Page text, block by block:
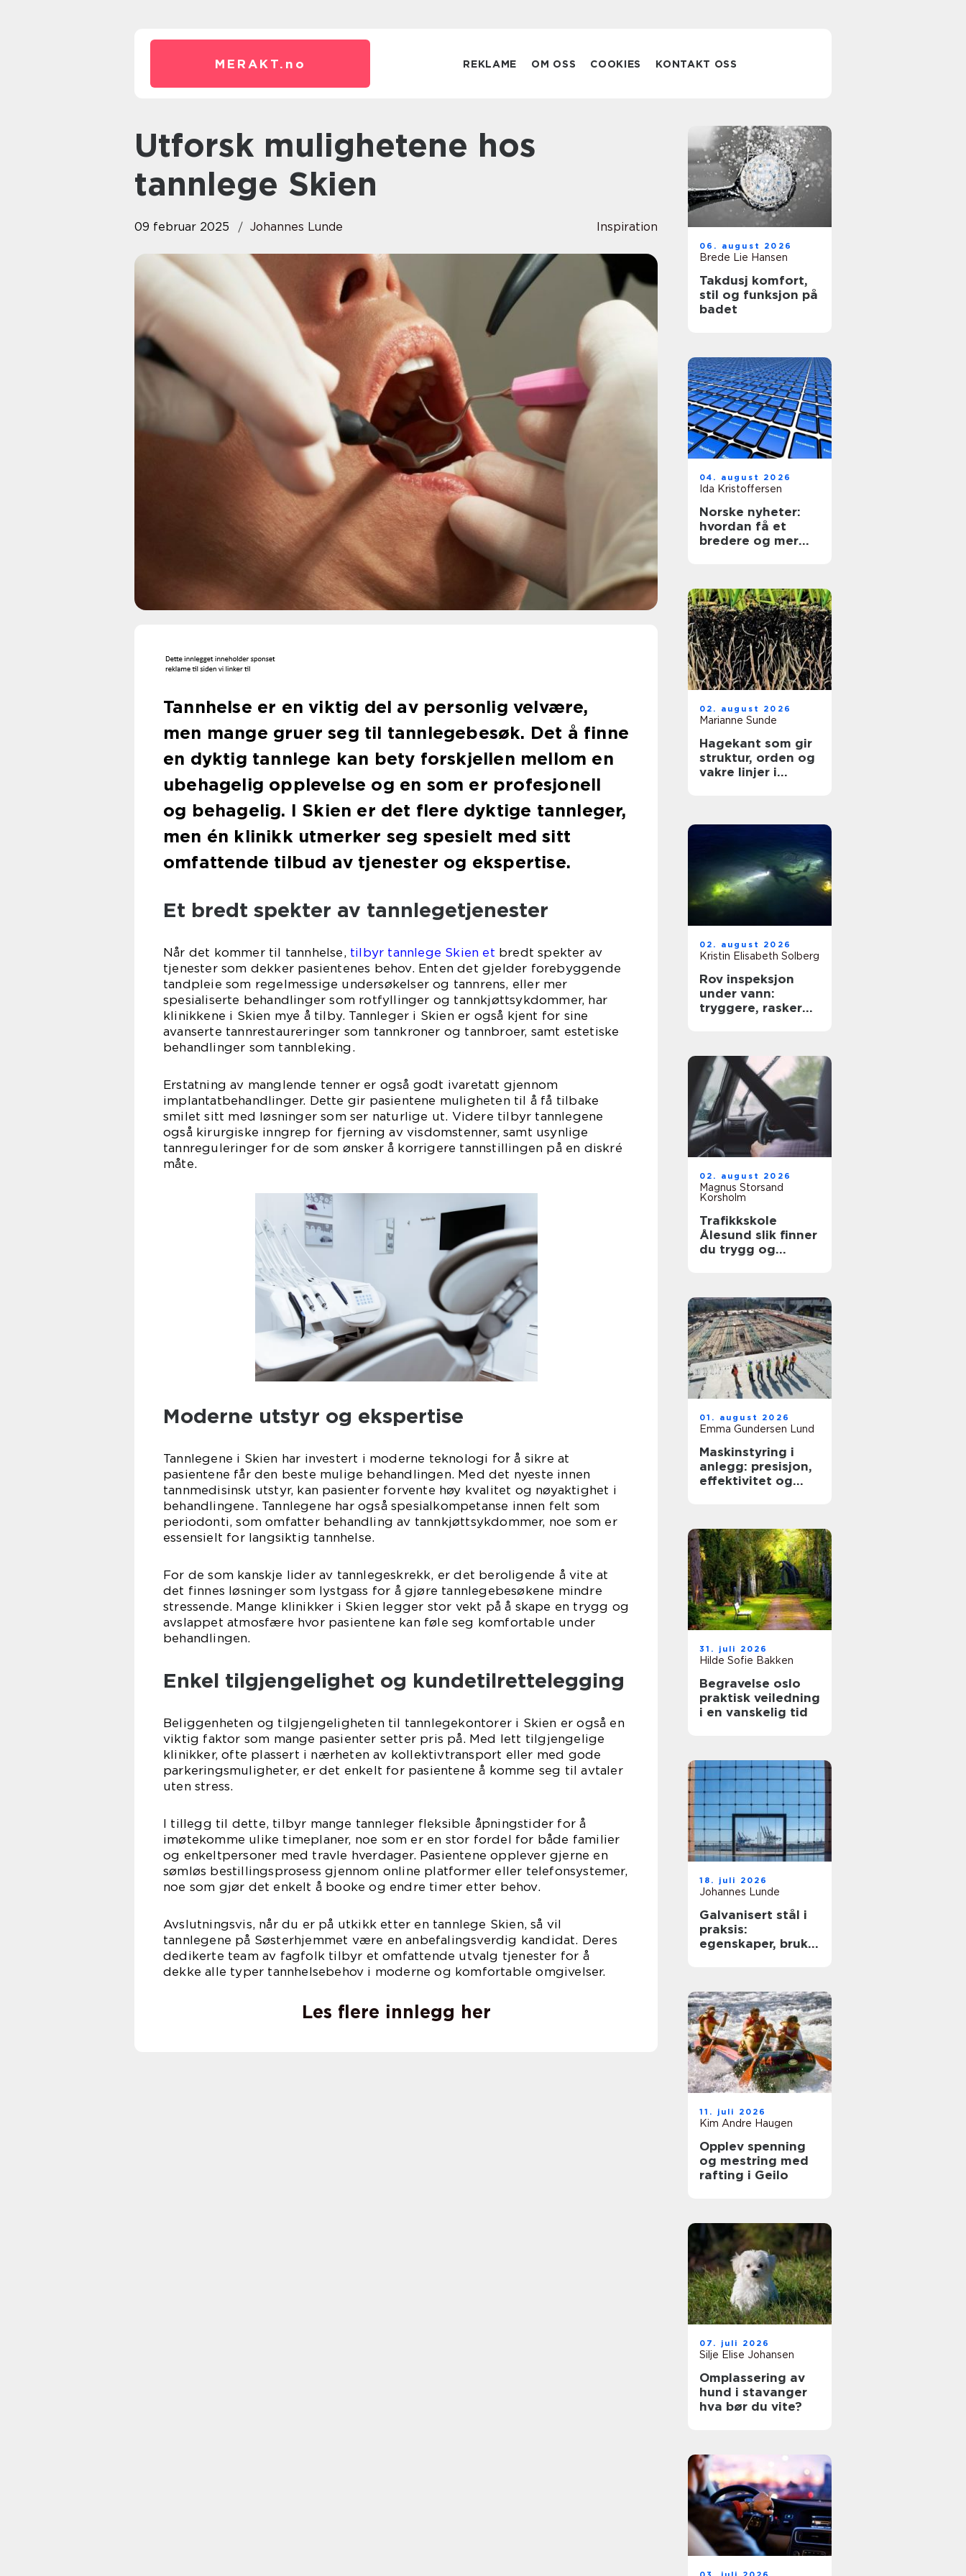
MERAKT. no REKLAME OM OSS COOKIES KONTAKT OSS
Utforsk mulighetene hos
tannlege Skien
09 februar 2025 Johannes Lunde Inspiration
Tannhelse er en viktig del av personlig velvære,
men mange gruer seg til tannlegebesøk. Det å finne
en dyktig tannlege kan bety forskjellen mellom en
ubehagelig opplevelse og en som er profesjonell
og behagelig. I Skien er det flere dyktige tannleger,
men én klinikk utmerker seg spesielt med sitt
omfattende tilbud av tjenester og ekspertise.
Et bredt spekter av tannlegetjenester
Når det kommer til tannhelse, tilbyr tannlege Skien et bredt spekter av
tjenester som dekker pasientenes behov. Enten det gjelder forebyggende
tandpleie som regelmessige undersøkelser og tannrens, eller mer
spesialiserte behandlinger som rotfyllinger og tannkjøttsykdommer, har
klinikkene i Skien mye å tilby. Tannleger i Skien er også kjent for sine
avanserte tannrestaureringer som tannkroner og tannbroer, samt estetiske
behandlinger som tannbleking.
Erstatning av manglende tenner er også godt ivaretatt gjennom
implantatbehandlinger. Dette gir pasientene muligheten til å få tilbake
smilet sitt med løsninger som ser naturlige ut. Videre tilbyr tannlegene
også kirurgiske inngrep for fjerning av visdomstenner, samt usynlige
tannreguleringer for de som ønsker å korrigere tannstillingen på en diskré
måte.
Moderne utstyr og ekspertise
Tannlegene i Skien har investert i moderne teknologi for å sikre at
pasientene får den beste mulige behandlingen. Med det nyeste innen
tannmedisinsk utstyr, kan pasienter forvente høy kvalitet og nøyaktighet i
behandlingene. Tannlegene har også spesialkompetanse innen felt som
periodonti, som omfatter behandling av tannkjøttsykdommer, noe som er
essensielt for langsiktig tannhelse.
For de som kanskje lider av tannlegeskrekk, er det beroligende å vite at
det finnes løsninger som lystgass for å gjøre tannlegebesøkene mindre
stressende. Mange klinikker i Skien legger stor vekt på å skape en trygg og
avslappet atmosfære hvor pasientene kan føle seg komfortable under
behandlingen.
Enkel tilgjengelighet og kundetilrettelegging
Beliggenheten og tilgjengeligheten til tannlegekontorer i Skien er også en
viktig faktor som mange pasienter setter pris på. Med lett tilgjengelige
klinikker, ofte plassert i nærheten av kollektivtransport eller med gode
parkeringsmuligheter, er det enkelt for pasientene å komme seg til avtaler
uten stress.
I tillegg til dette, tilbyr mange tannleger fleksible åpningstider for å
imøtekomme ulike timeplaner, noe som er en stor fordel for både familier
og enkeltpersoner med travle hverdager. Pasientene opplever gjerne en
sømløs bestillingsprosess gjennom online platformer eller telefonsystemer,
noe som gjør det enkelt å booke og endre timer etter behov.
Avslutningsvis, når du er på utkikk etter en tannlege Skien, så vil
tannlegene på Søsterhjemmet være en anbefalingsverdig kandidat. Deres
dedikerte team av fagfolk tilbyr et omfattende utvalg tjenester for å
dekke alle typer tannhelsebehov i moderne og komfortable omgivelser.
Les flere innlegg her
06. august 2026
Brede Lie Hansen
Takdusj komfort,
stil og funksjon på
badet
04. august 2026
Ida Kristoffersen
Norske nyheter:
hvordan få et
bredere og mer
02. august 2026
Marianne Sunde
Hagekant som gir
struktur, orden og
vakre linjer i
02. august 2026
Kristin Elisabeth Solberg
Rov inspeksjon
under vann:
tryggere, raskere
02. august 2026
Magnus Storsand
Korsholm
Trafikkskole
Ålesund slik finner
du trygg og
01. august 2026
Emma Gundersen Lund
Maskinstyring i
anlegg: presisjon,
effektivitet og
31. juli 2026
Hilde Sofie Bakken
Begravelse oslo
praktisk veiledning
i en vanskelig tid
18. juli 2026
Johannes Lunde
Galvanisert stål i
praksis:
egenskaper, bruk
11. juli 2026
Kim Andre Haugen
Opplev spenning
og mestring med
rafting i Geilo
07. juli 2026
Silje Elise Johansen
Omplassering av
hund i stavanger
hva bør du vite?